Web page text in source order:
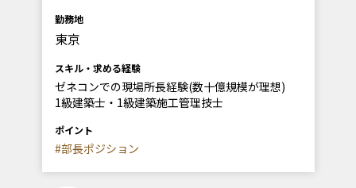
勤務地
東京
スキル・求める経験
ゼネコンでの現場所長経験(数十億規模が理想)
1級建築士・1級建築施工管理技士
ポイント
#部長ポジション